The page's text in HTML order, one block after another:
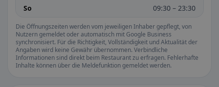
So
09:30 – 23:30
Die Öffnungszeiten werden vom jeweiligen Inhaber gepflegt, von
Nutzern gemeldet oder automatisch mit Google Business
synchronisiert. Für die Richtigkeit, Vollständigkeit und Aktualität der
Angaben wird keine Gewähr übernommen. Verbindliche
Informationen sind direkt beim Restaurant zu erfragen. Fehlerhafte
Inhalte können über die Meldefunktion gemeldet werden.